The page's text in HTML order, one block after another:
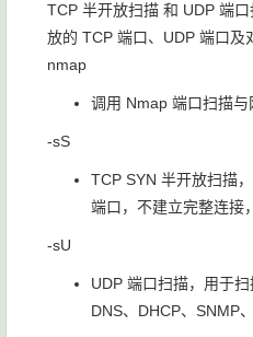
TCP 半开放扫描 和 UDP 端
放的 TCP 端口、UDP 端口及
nmap
调用 Nmap 端口扫描与
-sS
TCP SYN 半开放扫描
端口，不建立完整连接
-sU
UDP 端口扫描，用于
DNS、DHCP、SNMP